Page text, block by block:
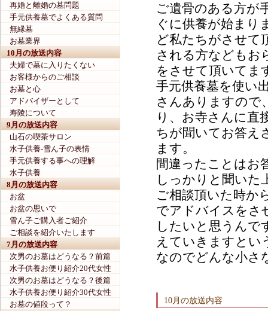
再婚と離婚の墓問題
手元供養墓でよくある質問
無縁墓
お墓業界
10月の放送内容
夫婦で墓に入りたくない
お客様からのご相談
お墓と心
アドバイザーとして
寿陵について
9月の放送内容
山石の喫茶サロン
水子供養-雪ん子の表情
手元供養する事への理解
水子供養
8月の放送内容
お盆
お盆の思いで
雪ん子ご購入者ご紹介
ご相談を紹介いたします
7月の放送内容
次男のお墓はどうなる？前篇
水子供養お便り紹介20代女性
次男のお墓はどうなる？後篇
水子供養お便り紹介30代女性
お墓の値段って？
ご遺骨のある方が
ぐに供養が始まり
ど私たちがさせて
される方などもお
をさせて頂いてま
手元供養墓を使い
さんありますので
り、お寺さんに直
ちが聞いてお答え
ます。
間違ったことはお
しっかりと聞いた
ご相談頂いた時か
でアドバイスをさ
したいと思うんで
えていきますとい
なのでどんな小さ
10月の放送内容